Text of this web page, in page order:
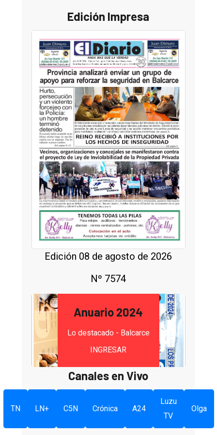
Edición Impresa
Edición 08 de agosto de 2026
Nº 7574
Anuario 2024
Lo destacado - Balcarce
INGRESAR
Canales en Vivo
TN LN+ C5N Crónica A24
Luzu
TV
Olga